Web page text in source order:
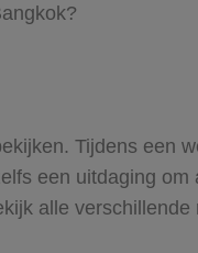
Tijdens een
een uitdaging om
alle verschillende